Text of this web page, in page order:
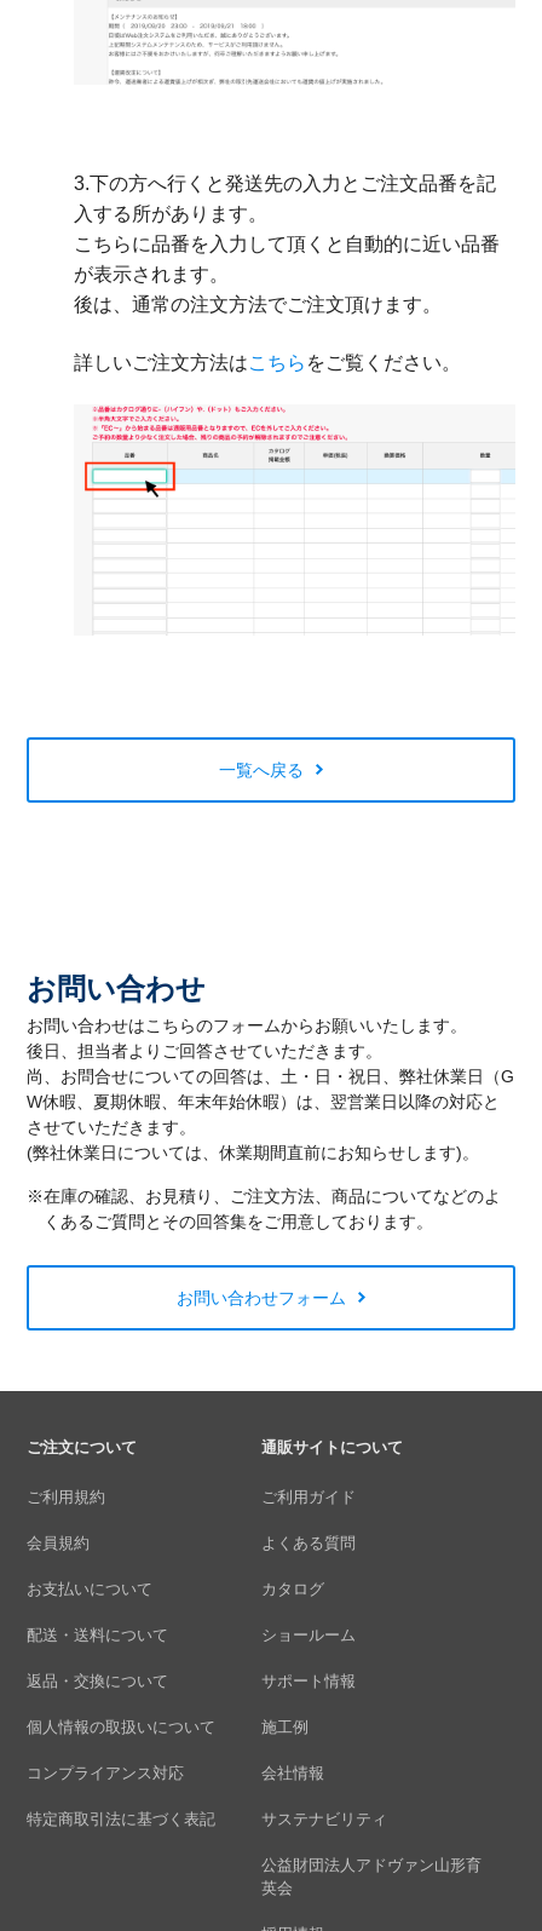
3.下の方へ行くと発送先の入力とご注文品番を記
入する所があります。
こちらに品番を入力して頂くと自動的に近い品番
が表示されます。
後は、通常の注文方法でご注文頂けます。
詳しいご注文方法はこちら をご覧ください。
一覧へ戻る
お問い合わせ
お問い合わせはこちらのフォームからお願いいたします。
後日、担当者よりご回答させていただきます。
尚、お問合せについての回答は、土・日・祝日、弊社休業日（G
W休暇、夏期休暇、年末年始休暇）は、翌営業日以降の対応と
させていただきます。
(弊社休業日については、休業期間直前にお知らせします)。
※在庫の確認、お見積り、ご注文方法、商品についてなどのよ
くあるご質問とその回答集をご用意しております。
お問い合わせフォーム
ご注文について
ご利用規約
会員規約
お支払いについて
配送・送料について
返品・交換について
個人情報の取扱いについて
コンプライアンス対応
特定商取引法に基づく表記
通販サイトについて
ご利用ガイド
よくある質問
カタログ
ショールーム
サポート情報
施工例
会社情報
サステナビリティ
公益財団法人アドヴァン山形育
英会